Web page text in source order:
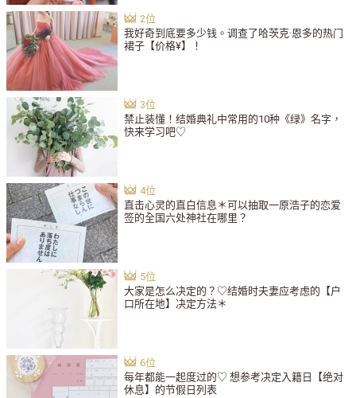
我好奇到底要多少钱。调查了哈茨克·恩多的热门
裙子【价格¥】！
禁止装懂！结婚典礼中常用的10种《绿》名字，
快来学习吧♡
直击心灵的直白信息＊可以抽取一原浩子的恋爱
签的全国六处神社在哪里？
大家是怎么决定的？♡结婚时夫妻应考虑的【户
口所在地】决定方法＊
每年都能一起度过的♡ 想参考决定入籍日【绝对
休息】的节假日列表